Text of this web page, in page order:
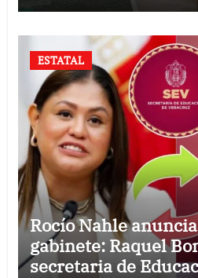
ESTATAL
Rocío Nahle
gabinete: Raquel
secretaria de